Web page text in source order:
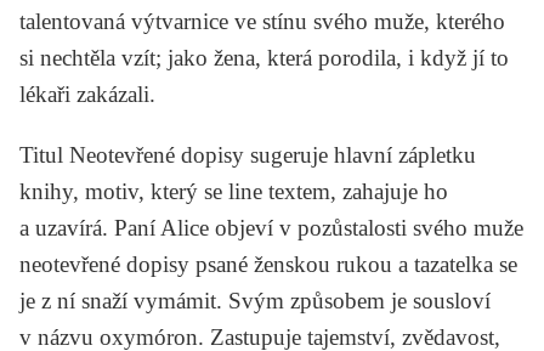
talentovaná výtvarnice ve stínu svého muže, kterého
si nechtěla vzít; jako žena, která porodila, i když jí to
lékaři zakázali.
Titul Neotevřené dopisy sugeruje hlavní zápletku
knihy, motiv, který se line textem, zahajuje ho
a uzavírá. Paní Alice objeví v pozůstalosti svého muže
neotevřené dopisy psané ženskou rukou a tazatelka se
je z ní snaží vymámit. Svým způsobem je sousloví
v názvu oxymóron. Zastupuje tajemství, zvědavost,